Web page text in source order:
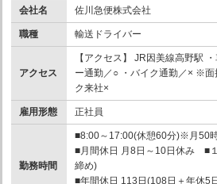
会社名 佐川急便株式会社
職種 輸送ドライバー
アクセス
【アクセス】 JR因美線高野駅
ー通勤／○ ・バイク通勤／× ※面
ク来社×
雇用形態 正社員
勤務時間
■8:00～17:00(休憩60分)※月50
■月間休日 月8日～10日休み ■
締め)
■年間休日 113日(108日＋年休5